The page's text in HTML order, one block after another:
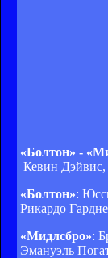
«Болтон» -
Кевин
«Болтон»:
Рикардо
«Мидлсбро»:
Эмануэль